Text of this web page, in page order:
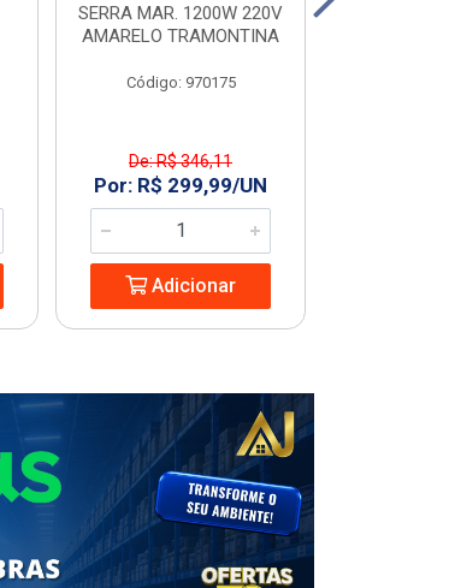
SERRA MAR. 1200W 220V
AMARELO TRAMONTINA
Código: 970175
De: R$ 346,11
Por: R$ 299,99/UN
Adicionar